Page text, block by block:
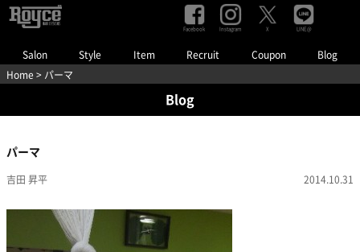
Salon Style Item Recruit Coupon Blog
Facebook Instagram X LINE@
Home > パーマ
Blog
パーマ
吉田 昇平 2014.10.31